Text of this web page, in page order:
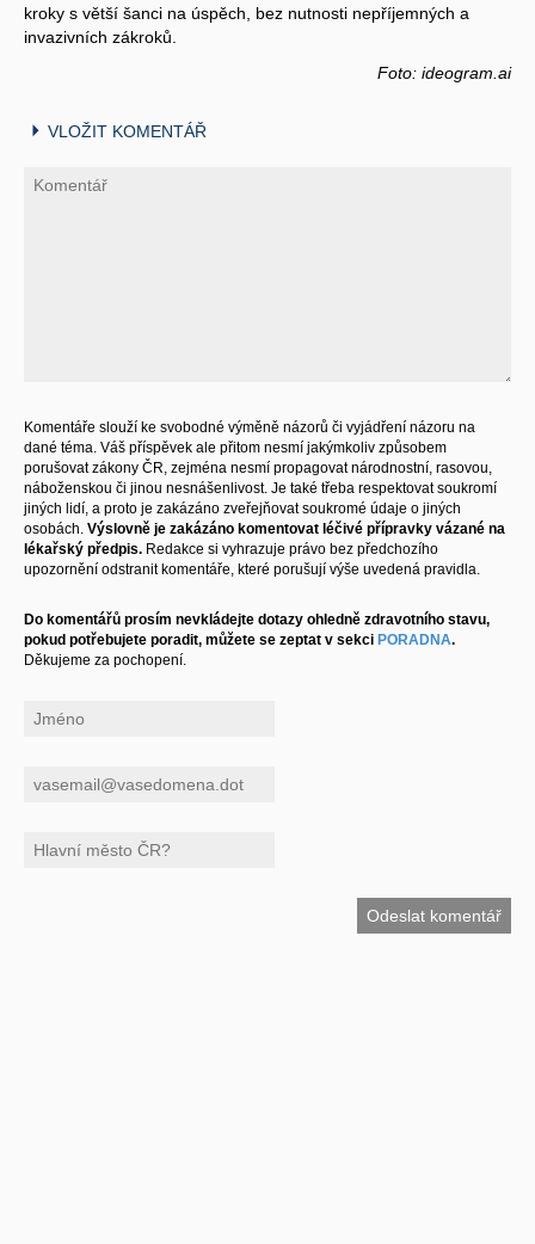
kroky s větší šanci na úspěch, bez nutnosti nepříjemných a
invazivních zákroků.
Foto: ideogram.ai
VLOŽIT KOMENTÁŘ
Komentáře slouží ke svobodné výměně názorů či vyjádření názoru na
dané téma. Váš příspěvek ale přitom nesmí jakýmkoliv způsobem
porušovat zákony ČR, zejména nesmí propagovat národnostní, rasovou,
náboženskou či jinou nesnášenlivost. Je také třeba respektovat soukromí
jiných lidí, a proto je zakázáno zveřejňovat soukromé údaje o jiných
osobách. Výslovně je zakázáno komentovat léčivé přípravky vázané na
lékařský předpis. Redakce si vyhrazuje právo bez předchozího
upozornění odstranit komentáře, které porušují výše uvedená pravidla.
Do komentářů prosím nevkládejte dotazy ohledně zdravotního stavu,
pokud potřebujete poradit, můžete se zeptat v sekci PORADNA.
Děkujeme za pochopení.